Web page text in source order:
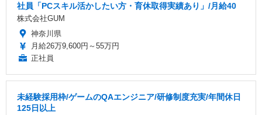
社員「PCスキル活かしたい方・育休取得実績あり」/月給40
株式会社GUM
神奈川県
月給26万9,600円～55万円
正社員
未経験採用枠/ゲームのQAエンジニア/研修制度充実/年間休日
125日以上